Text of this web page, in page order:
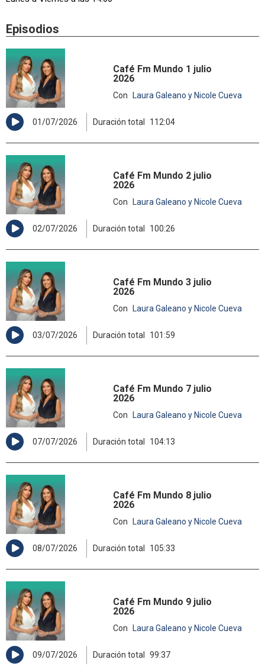
Episodios
Café Fm Mundo 1 julio
2026
Con Laura Galeano y Nicole Cueva
01/07/2026 Duración total 112:04
Café Fm Mundo 2 julio
2026
Con Laura Galeano y Nicole Cueva
02/07/2026 Duración total 100:26
Café Fm Mundo 3 julio
2026
Con Laura Galeano y Nicole Cueva
03/07/2026 Duración total 101:59
Café Fm Mundo 7 julio
2026
Con Laura Galeano y Nicole Cueva
07/07/2026 Duración total 104:13
Café Fm Mundo 8 julio
2026
Con Laura Galeano y Nicole Cueva
08/07/2026 Duración total 105:33
Café Fm Mundo 9 julio
2026
Con Laura Galeano y Nicole Cueva
09/07/2026 Duración total 99:37